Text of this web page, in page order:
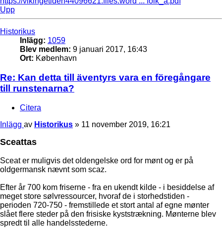
Upp
Historikus
Inlägg: 1059
Blev medlem: 9 januari 2017, 16:43
Ort: København
Re: Kan detta till äventyrs vara en föregångare
till runstenarna?
Citera
Inlägg av Historikus » 11 november 2019, 16:21
Sceattas
Sceat er muligvis det oldengelske ord for mønt og er på
oldgermansk nævnt som scaz.
Efter år 700 kom friserne - fra en ukendt kilde - i besiddelse af
meget store sølvressourcer, hvoraf de i storhedstiden -
perioden 720-750 - fremstillede et stort antal af egne mønter
slået flere steder på den frisiske kyststrækning. Mønterne blev
spredt til alle handelsstederne.